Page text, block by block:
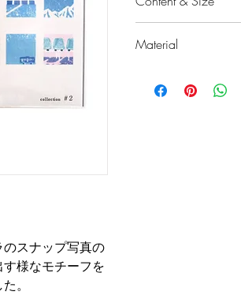
スナップ写真の
様なモチーフを
。
#2)
Material
fine paper